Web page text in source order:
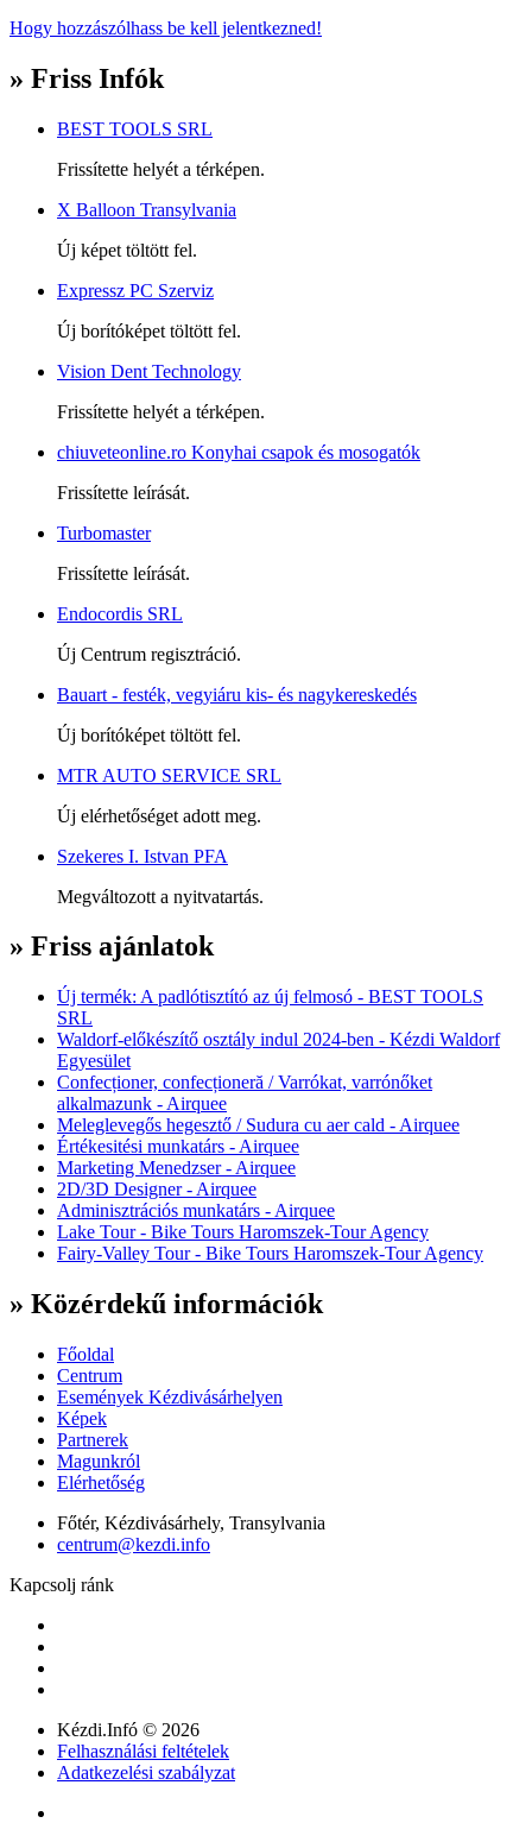
Hogy hozzászólhass be kell jelentkezned!
» Friss Infók
BEST TOOLS SRL
Frissítette helyét a térképen.
X Balloon Transylvania
Új képet töltött fel.
Expressz PC Szerviz
Új borítóképet töltött fel.
Vision Dent Technology
Frissítette helyét a térképen.
chiuveteonline.ro Konyhai csapok és mosogatók
Frissítette leírását.
Turbomaster
Frissítette leírását.
Endocordis SRL
Új Centrum regisztráció.
Bauart - festék, vegyiáru kis- és nagykereskedés
Új borítóképet töltött fel.
MTR AUTO SERVICE SRL
Új elérhetőséget adott meg.
Szekeres I. Istvan PFA
Megváltozott a nyitvatartás.
» Friss ajánlatok
Új termék: A padlótisztító az új felmosó - BEST TOOLS
SRL
Waldorf-előkészítő osztály indul 2024-ben - Kézdi Waldorf
Egyesület
Confecționer, confecționeră / Varrókat, varrónőket
alkalmazunk - Airquee
Meleglevegős hegesztő / Sudura cu aer cald - Airquee
Értékesitési munkatárs - Airquee
Marketing Menedzser - Airquee
2D/3D Designer - Airquee
Adminisztrációs munkatárs - Airquee
Lake Tour - Bike Tours Haromszek-Tour Agency
Fairy-Valley Tour - Bike Tours Haromszek-Tour Agency
» Közérdekű információk
Főoldal
Centrum
Események Kézdivásárhelyen
Képek
Partnerek
Magunkról
Elérhetőség
Főtér, Kézdivásárhely, Transylvania
centrum@kezdi.info
Kapcsolj ránk
Kézdi.Infó © 2026
Felhasználási feltételek
Adatkezelési szabályzat